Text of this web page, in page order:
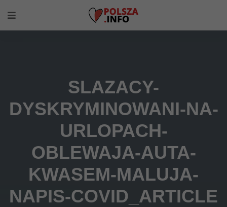
SLAZACY-
DYSKRYMINOWANI-NA-
URLOPACH-
OBLEWAJA-AUTA-
KWASEM-MALUJA-
NAPIS-COVID_ARTICLE